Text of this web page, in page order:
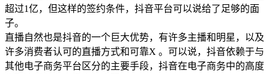
超过1亿，但这样的签约条件，抖音平台可以说给了足够的面
子。
直播自然也是抖音的一个巨大优势，有许多主播和明星，以及
许多消费者认可的直播方式和可靠X 。可以说，抖音依赖于与
其他电子商务平台区分的主要手段，抖音在电子商务中的高度